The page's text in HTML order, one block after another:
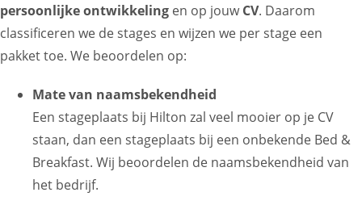
persoonlijke ontwikkeling en op jouwCV. Daarom
classificeren we de stages en wijzen we per stage een
pakket toe. We beoordelen op:
Mate van naamsbekendheid
Een stageplaats bij Hilton zal veel mooier op je CV
staan, dan een stageplaats bij een onbekende Bed &
Breakfast. Wij beoordelen de naamsbekendheid van
het bedrijf.